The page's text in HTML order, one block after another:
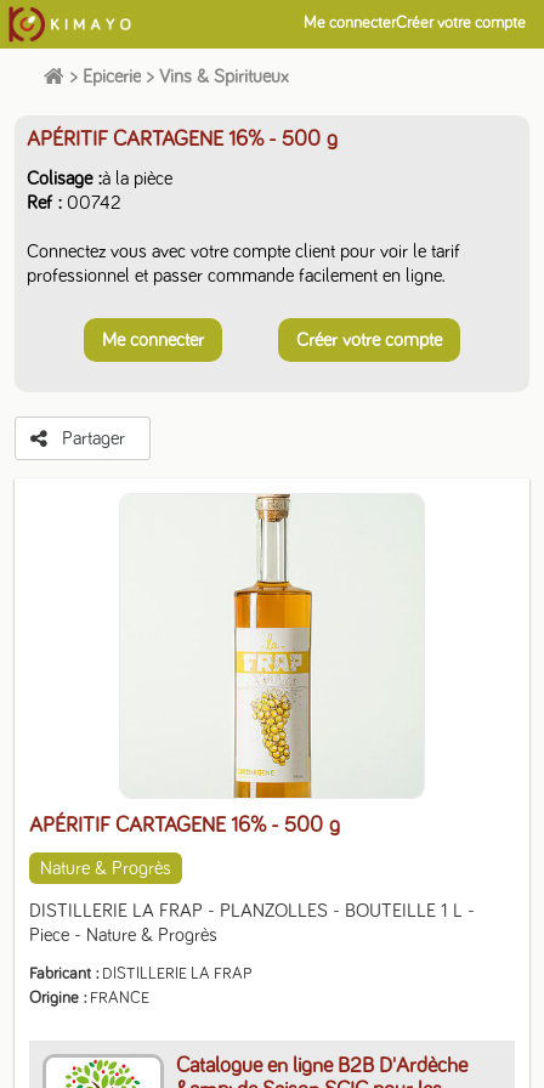
Me connecterCréer votre compte
> Epicerie > Vins & Spiritueux
APÉRITIF CARTAGENE 16% - 500 g
Nature & Progrès
DISTILLERIE LA FRAP - PLANZOLLES - BOUTEILLE 1 L -
Piece - Nature & Progrès
Fabricant
DISTILLERIE LA FRAP
Origine
FRANCE
Catalogue en ligne B2B D'Ardèche
APÉRITIF CARTAGENE 16% - 500 g
Colisage à la pièce
Ref
00742
Connectez vous avec votre compte client pour voir le tarif
professionnel et passer commande facilement en ligne.
Me connecter Créer votre compte
Partager